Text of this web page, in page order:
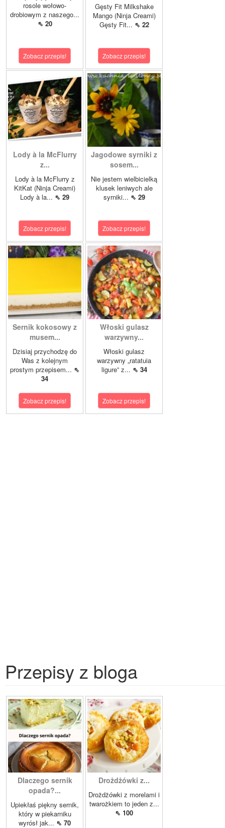
rosole wołowo-
drobiowym z naszego...
⇖ 20
Zobacz przepis!
Gęsty Fit Milkshake
Mango (Ninja Creami)
Gęsty Fit... ⇖ 22
Zobacz przepis!
Lody à la McFlurry
z...
Lody à la McFlurry z
KitKat (Ninja Creami)
Lody à la... ⇖ 29
Zobacz przepis!
Jagodowe syrniki z
sosem...
Nie jestem wielbicielką
klusek leniwych ale
syrniki... ⇖ 29
Zobacz przepis!
Sernik kokosowy z
musem...
Dzisiaj przychodzę do
Was z kolejnym
prostym przepisem... ⇖
34
Zobacz przepis!
Włoski gulasz
warzywny...
Włoski gulasz
warzywny „ratatuia
ligure” z... ⇖ 34
Zobacz przepis!
Przepisy z bloga
Dlaczego sernik
opada?...
Upiekłaś piękny sernik,
który w piekarniku
wyrósł jak... ⇖ 70
Drożdżówki z...
Drożdżówki z morelami i
twarożkiem to jeden z...
⇖ 100